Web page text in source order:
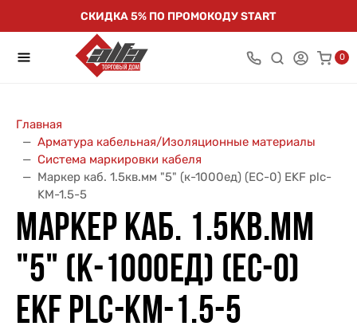
СКИДКА 5% ПО ПРОМОКОДУ START
0
Главная
Арматура кабельная/Изоляционные материалы
Система маркировки кабеля
Маркер каб. 1.5кв.мм "5" (к-1000ед) (ЕС-0) EKF plc-
KM-1.5-5
МАРКЕР КАБ. 1.5КВ.ММ
"5" (К-1000ЕД) (ЕС-0)
EKF PLC-KM-1.5-5